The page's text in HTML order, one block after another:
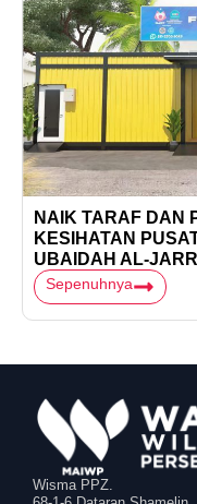
NAIK TARAF DAN
KESIHATAN
UBAIDAH AL-
Sepenuhnya
Wisma PPZ.